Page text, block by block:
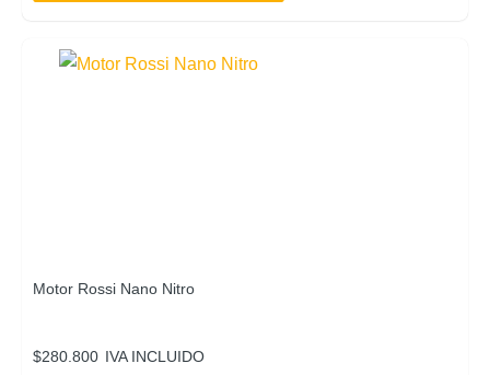
Motor Rossi Nano Nitro
$280.800 IVA INCLUIDO